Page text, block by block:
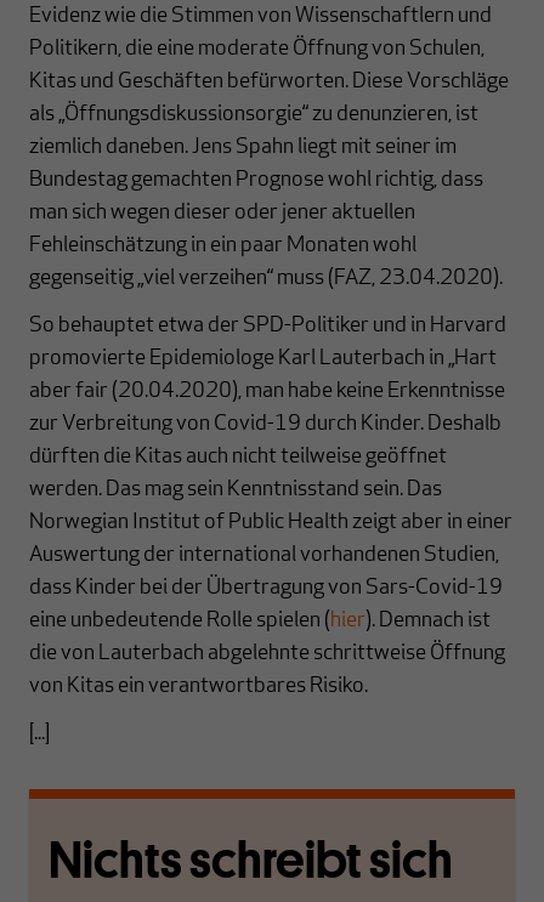
Evidenz wie die Stimmen von Wissenschaftlern und
Politikern, die eine moderate Öffnung von Schulen,
Kitas und Geschäften befürworten. Diese Vorschläge
als „Öffnungsdiskussionsorgie“ zu denunzieren, ist
ziemlich daneben. Jens Spahn liegt mit seiner im
Bundestag gemachten Prognose wohl richtig, dass
man sich wegen dieser oder jener aktuellen
Fehleinschätzung in ein paar Monaten wohl
gegenseitig „viel verzeihen“ muss (FAZ, 23.04.2020).
So behauptet etwa der SPD-Politiker und in Harvard
promovierte Epidemiologe Karl Lauterbach in „Hart
aber fair (20.04.2020), man habe keine Erkenntnisse
zur Verbreitung von Covid-19 durch Kinder. Deshalb
dürften die Kitas auch nicht teilweise geöffnet
werden. Das mag sein Kenntnisstand sein. Das
Norwegian Institut of Public Health zeigt aber in einer
Auswertung der international vorhandenen Studien,
dass Kinder bei der Übertragung von Sars-Covid-19
eine unbedeutende Rolle spielen (hier). Demnach ist
die von Lauterbach abgelehnte schrittweise Öffnung
von Kitas ein verantwortbares Risiko.
[...]
Nichts schreibt sich